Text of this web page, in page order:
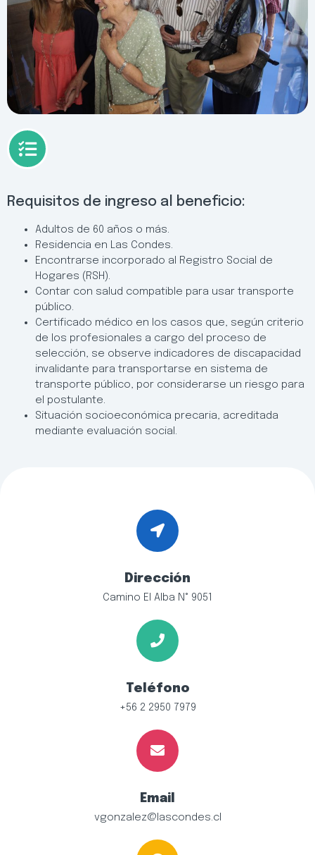
Requisitos de ingreso al beneficio:
Adultos de 60 años o más.
Residencia en Las Condes.
Encontrarse incorporado al Registro Social de
Hogares (RSH).
Contar con salud compatible para usar transporte
público.
Certificado médico en los casos que, según criterio
de los profesionales a cargo del proceso de
selección, se observe indicadores de discapacidad
invalidante para transportarse en sistema de
transporte público, por considerarse un riesgo para
el postulante.
Situación socioeconómica precaria, acreditada
mediante evaluación social.
Dirección
Camino El Alba N° 9051
Teléfono
+56 2 2950 7979
Email
vgonzalez@lascondes.cl